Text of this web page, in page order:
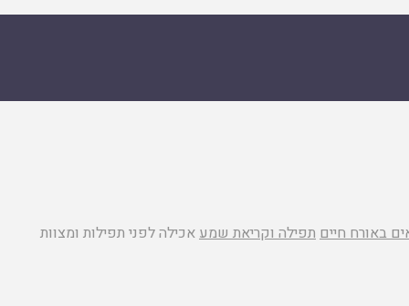
באורח חייםתפילה וקריאת שמעאכילה לפני תפילות ומצוות